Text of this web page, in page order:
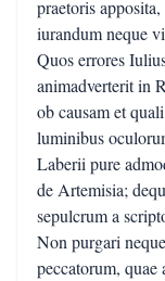
praetoris
iurandum neque
Quos errores
animadverterit in
ob causam et
luminibus
Laberii pure
de Artemisia;
sepulcrum a
Non purgari
peccatorum,